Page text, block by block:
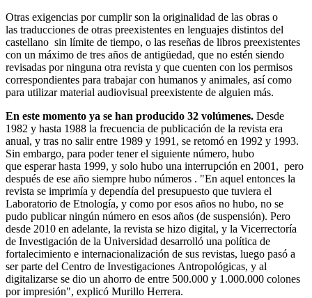
Otras exigencias por cumplir son la originalidad de las obras o
las traducciones de otras preexistentes en lenguajes distintos del
castellano sin límite de tiempo, o las reseñas de libros preexistentes
con un máximo de tres años de antigüedad, que no estén siendo
revisadas por ninguna otra revista y que cuenten con los permisos
correspondientes para trabajar con humanos y animales, así como
para utilizar material audiovisual preexistente de alguien más.
En este momento ya se han producido 32 volúmenes. Desde
1982 y hasta 1988 la frecuencia de publicación de la revista era
anual, y tras no salir entre 1989 y 1991, se retomó en 1992 y 1993.
Sin embargo, para poder tener el siguiente número, hubo
que esperar hasta 1999, y solo hubo una interrupción en 2001, pero
después de ese año siempre hubo números . "En aquel entonces la
revista se imprimía y dependía del presupuesto que tuviera el
Laboratorio de Etnología, y como por esos años no hubo, no se
pudo publicar ningún número en esos años (de suspensión). Pero
desde 2010 en adelante, la revista se hizo digital, y la Vicerrectoría
de Investigación de la Universidad desarrolló una política de
fortalecimiento e internacionalización de sus revistas, luego pasó a
ser parte del Centro de Investigaciones Antropológicas, y al
digitalizarse se dio un ahorro de entre 500.000 y 1.000.000 colones
por impresión", explicó Murillo Herrera.